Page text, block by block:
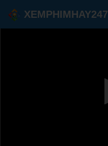
XEMPHIMHAY247